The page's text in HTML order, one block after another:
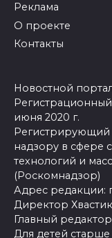
Реклама
О проекте
Контакты
Новостной
июня 2020 г.
Регистрирующий
надзору в сфере
технологий и
(Роскомнадзор)
Адрес редакции:
Директор
Главный
Для детей старше